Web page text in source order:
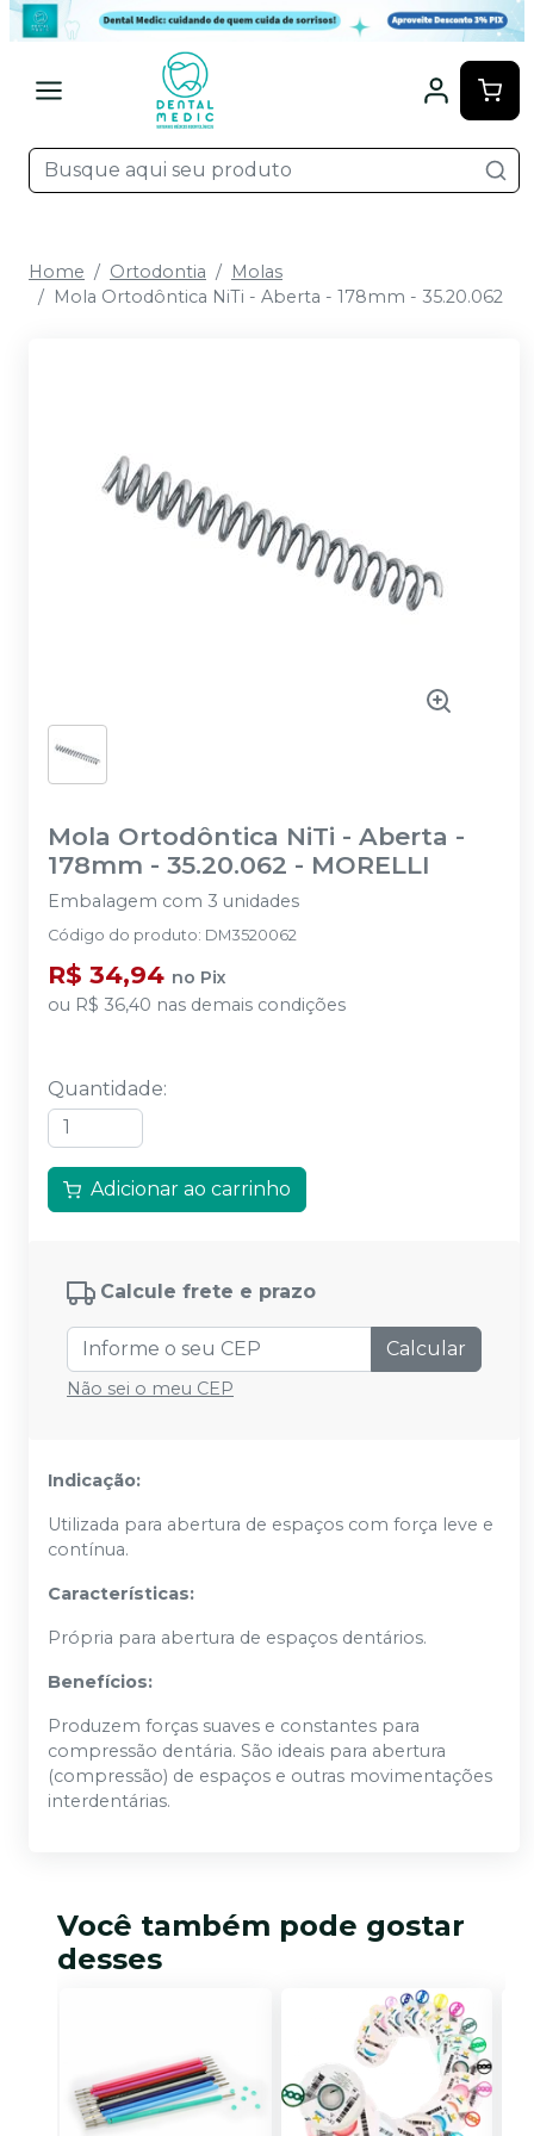
Home Ortodontia
Molas
Mola Ortodôntica NiTi - Aberta - 178mm - 35.20.062
Mola Ortodôntica NiTi - Aberta -
178mm - 35.20.062 - MORELLI
Embalagem com 3 unidades
Código do produto: DM3520062
R$ 34,94 no Pix
ou R$ 36,40 nas demais condições
Quantidade:
Adicionar ao carrinho
Calcule frete e prazo
Calcular
Não sei o meu CEP
Indicação:
Utilizada para abertura de espaços com força leve e
contínua.
Características:
Própria para abertura de espaços dentários.
Benefícios:
Produzem forças suaves e constantes para
compressão dentária. São ideais para abertura
(compressão) de espaços e outras movimentações
interdentárias.
Você também pode gostar
desses